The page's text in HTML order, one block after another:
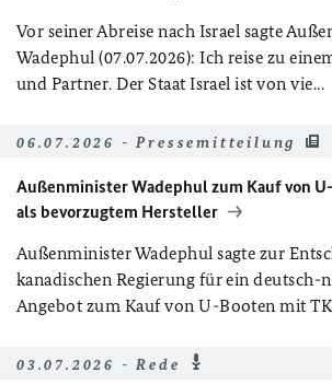
Vor seiner Abreise nach Israel sagte
Wadephul (07.07.2026): Ich reise zu
und Partner. Der Staat Israel ist von vie...
06.07.2026 - Pressemitteilung
Außenminister Wadephul zum Kauf von
als bevorzugtem Hersteller
Außenminister Wadephul sagte zur
kanadischen Regierung für ein deutsch-
Angebot zum Kauf von U-Booten mit
03.07.2026 - Rede